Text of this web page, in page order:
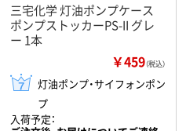
三宅化学 灯油ポンプケース
ポンプストッカーPS-II グレ
ー 1本
￥459（税込）
灯油ポンプ・サイフォンポン
プ
入荷予定：